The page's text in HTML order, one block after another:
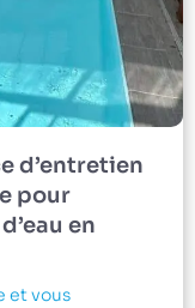
d’entretien
pour
en
et vous